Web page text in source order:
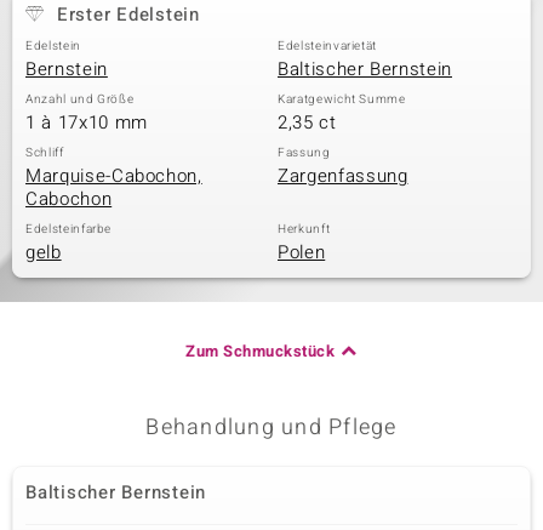
Classics
Erster Edelstein
Edelstein
Bernstein
Edelsteinvarietät
Baltischer Bernstein
Anzahl und Größe
1 à 17x10 mm
Karatgewicht Summe
2,35 ct
Schliff
Marquise-Cabochon,
Cabochon
Fassung
Zargenfassung
Edelsteinfarbe
gelb
Herkunft
Polen
Zum Schmuckstück
Behandlung und Pflege
Baltischer Bernstein